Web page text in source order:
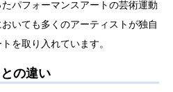
パフォーマンスアートの芸術運動
いても多くのアーティストが独自
を取り入れています。
の違い